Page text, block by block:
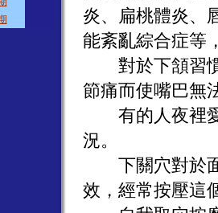
炎、扁桃體炎、
能紊亂綜合症等
對於下頷習慣
節痛而使嘴巴無
有的人夜裡愛
況。
下關穴對於面
效，經常按壓這